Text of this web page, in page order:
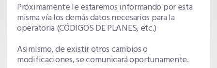
Próximamente le estaremos informando por esta
misma vía los demás datos necesarios para la
operatoria (CÓDIGOS DE PLANES, etc.)
Asimismo, de existir otros cambios o
modificaciones, se comunicará oportunamente.